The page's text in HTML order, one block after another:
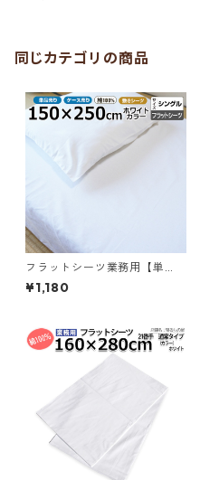
同じカテゴリの商品
フラットシーツ業務用【単
品】綿100% 150×250cm シン
グルサイズ メール便（ポスト
宿 民泊／367237030
¥1,180